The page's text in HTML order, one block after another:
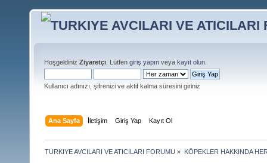
Hoşgeldiniz Ziyaretçi . Lütfen giriş yapın veya kayıt olun
Kullanıcı adınızı, şifrenizi ve aktif kalma süresini giriniz
Ana Sayfa İletişim Giriş Yap Kayıt Ol
TURKIYE AVCILARI VE ATICILARI FORUMU » KÖPEKLER HAKKINDA